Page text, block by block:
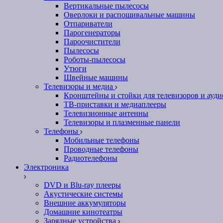
Вертикальные пылесосы
Оверлоки и распошивальные машины
Отпариватели
Парогенераторы
Пароочистители
Пылесосы
Роботы-пылесосы
Утюги
Швейные машины
Телевизоры и медиа
Кронштейны и стойки для телевизоров и
ТВ-приставки и медиаплееры
Телевизионные антенны
Телевизоры и плазменные панели
Телефоны
Мобильные телефоны
Проводные телефоны
Радиотелефоны
Электроника
DVD и Blu-ray плееры
Акустические системы
Внешние аккумуляторы
Домашние кинотеатры
Зарядные устройства